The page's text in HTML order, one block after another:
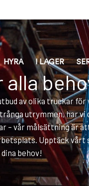
HYRA I LAGER
av olika truckar för
utrymmen, har
vår målsättning är
Upptäck vårt
behov!